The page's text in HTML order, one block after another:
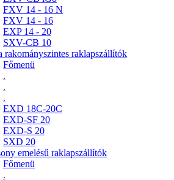
FXV 14 - 16 N
FXV 14 - 16
EXP 14 - 20
SXV-CB 10
rakományszintes raklapszállítók
Főmenü
.
.
.
EXD 18C-20C
EXD-SF 20
EXD-S 20
SXD 20
emelésű raklapszállítók
Főmenü
.